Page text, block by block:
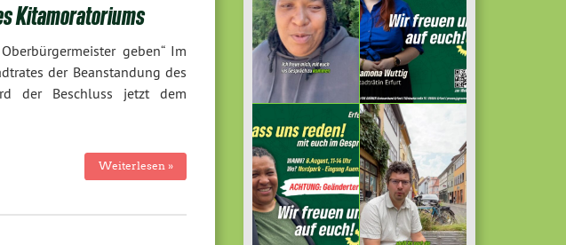
Kitamoratoriums
geben“ Im
der Beanstandung des
der Beschluss jetzt dem
Weiterlesen »